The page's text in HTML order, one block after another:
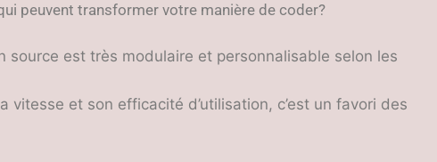
peuvent transformer votre manière de coder?
source est très modulaire et personnalisable selon les
vitesse et son efficacité d’utilisation, c’est un favori des